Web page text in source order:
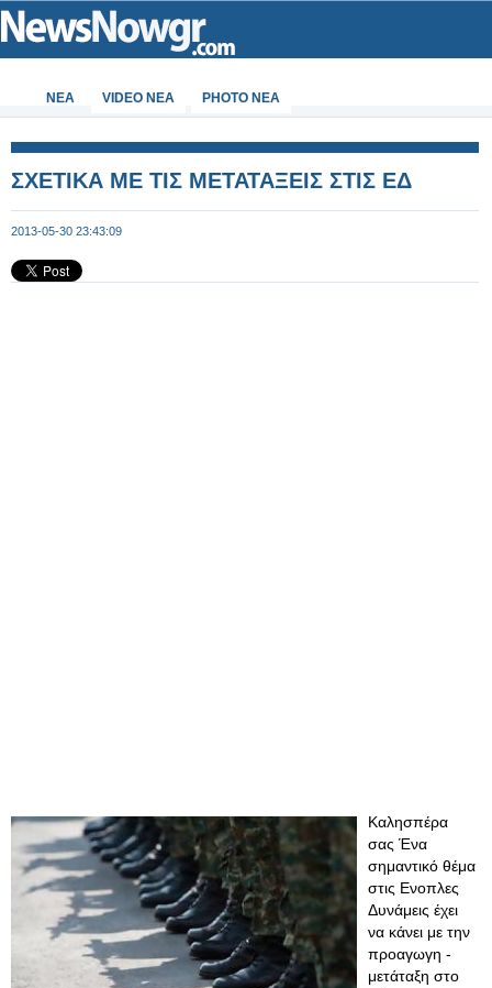
ΝΕΑ VIDEO NEA PHOTO NEA
ΣΧΕΤΙΚΑ ΜΕ ΤΙΣ ΜΕΤΑΤΑΞΕΙΣ ΣΤΙΣ ΕΔ
2013-05-30 23:43:09
Καλησπέρα
σας Ένα
σημαντικό θέμα
στις Ενοπλες
Δυνάμεις έχει
να κάνει με την
προαγωγη -
μετάταξη στο